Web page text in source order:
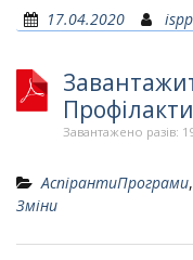
17.04.2020 ispp
Завантажено разів:
АспірантиПрограми,
Зміни